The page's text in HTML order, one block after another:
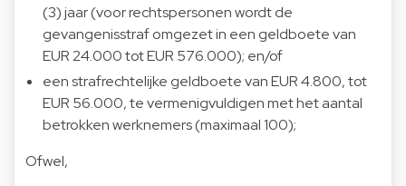
(3) jaar (voor rechtspersonen wordt de
gevangenisstraf omgezet in een geldboete van
EUR 24.000 tot EUR 576.000); en/of
een strafrechtelijke geldboete van EUR 4.800, tot
EUR 56.000, te vermenigvuldigen met het aantal
betrokken werknemers (maximaal 100);
Ofwel,